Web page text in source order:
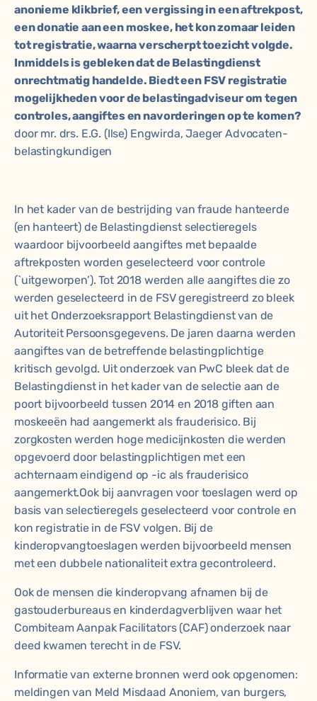
anonieme klikbrief, een vergissing in een aftrekpost,
een donatie aan een moskee, het kon zomaar leiden
tot registratie, waarna verscherpt toezicht volgde.
Inmiddels is gebleken dat de Belastingdienst
onrechtmatig handelde. Biedt een FSV registratie
mogelijkheden voor de belastingadviseur om tegen
controles, aangiftes en navorderingen op te komen?
door mr. drs. E.G. (Ilse) Engwirda, Jaeger Advocaten-
belastingkundigen
In het kader van de bestrijding van fraude hanteerde
(en hanteert) de Belastingdienst selectieregels
waardoor bijvoorbeeld aangiftes met bepaalde
aftrekposten worden geselecteerd voor controle
(`uitgeworpen’). Tot 2018 werden alle aangiftes die zo
werden geselecteerd in de FSV geregistreerd zo bleek
uit het Onderzoeksrapport Belastingdienst van de
Autoriteit Persoonsgegevens. De jaren daarna werden
aangiftes van de betreffende belastingplichtige
kritisch gevolgd. Uit onderzoek van PwC bleek dat de
Belastingdienst in het kader van de selectie aan de
poort bijvoorbeeld tussen 2014 en 2018 giften aan
moskeeën had aangemerkt als frauderisico. Bij
zorgkosten werden hoge medicijnkosten die werden
opgevoerd door belastingplichtigen met een
achternaam eindigend op -ic als frauderisico
aangemerkt.Ook bij aanvragen voor toeslagen werd op
basis van selectieregels geselecteerd voor controle en
kon registratie in de FSV volgen. Bij de
kinderopvangtoeslagen werden bijvoorbeeld mensen
met een dubbele nationaliteit extra gecontroleerd.
Ook de mensen die kinderopvang afnamen bij de
gastouderbureaus en kinderdagverblijven waar het
Combiteam Aanpak Facilitators (CAF) onderzoek naar
deed kwamen terecht in de FSV.
Informatie van externe bronnen werd ook opgenomen:
meldingen van Meld Misdaad Anoniem, van burgers,